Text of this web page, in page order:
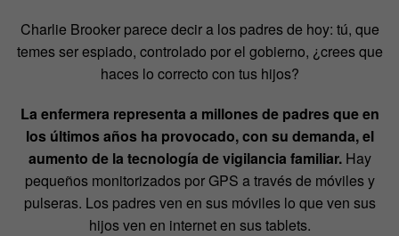
Charlie Brooker parece decir a los padres de hoy: tú, que
temes ser espiado, controlado por el gobierno, ¿crees que
haces lo correcto con tus hijos?
La enfermera representa a millones de padres que en
los últimos años ha provocado, con su demanda, el
aumento de la tecnología de vigilancia familiar.Hay
pequeños monitorizados por GPS a través de móviles y
pulseras. Los padres ven en sus móviles lo que ven sus
hijos ven en internet en sus tablets.